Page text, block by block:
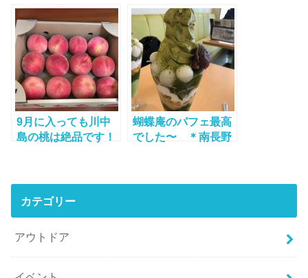
9月に入っても川中
島の桃は絶品です！
蝴蝶庵のパフェ最高
でした〜 ＊南長野
カテゴリー
アウトドア